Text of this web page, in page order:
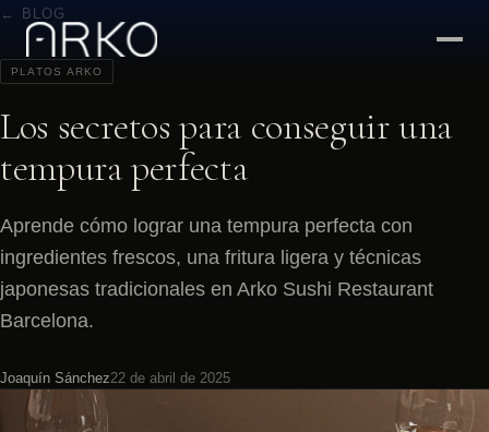
← BLOG
PLATOS ARKO
Los secretos para conseguir una
tempura perfecta
Aprende cómo lograr una tempura perfecta con
ingredientes frescos, una fritura ligera y técnicas
japonesas tradicionales en Arko Sushi Restaurant
Barcelona.
Joaquín Sánchez22 de abril de 2025